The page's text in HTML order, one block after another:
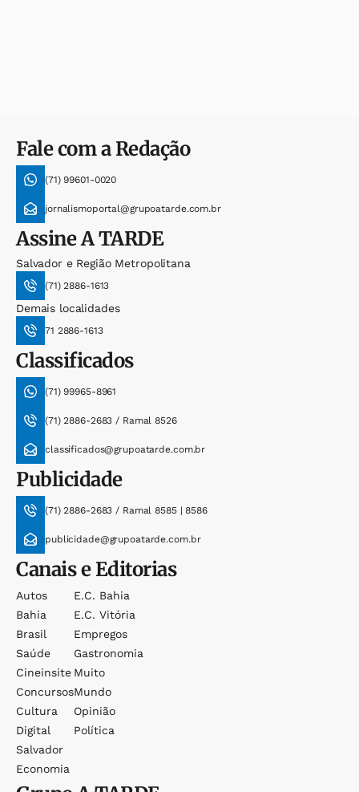
Fale com a Redação
(71) 99601-0020
jornalismoportal@grupoatarde.com.br
AssineA TARDE
Salvador e Região Metropolitana
(71) 2886-1613
Demais localidades
71 2886-1613
Classificados
(71) 99965-8961
(71) 2886-2683 / Ramal 8526
classificados@grupoatarde.com.br
Publicidade
(71) 2886-2683 / Ramal 8585 | 8586
publicidade@grupoatarde.com.br
Canais e Editorias
Autos
Bahia
Brasil
Saúde
Cineinsite
Concursos
Cultura
Digital
Salvador
Economia
E.c. Bahia
E.c. Vitória
Empregos
Gastronomia
Muito
Mundo
Opinião
Política